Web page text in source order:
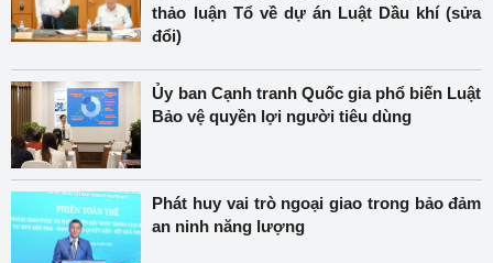
thảo luận Tổ về dự án Luật Dầu khí (sửa
đổi)
Ủy ban Cạnh tranh Quốc gia phổ biến Luật
Bảo vệ quyền lợi người tiêu dùng
Phát huy vai trò ngoại giao trong bảo đảm
an ninh năng lượng